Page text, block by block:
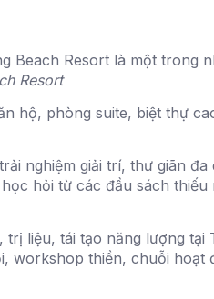
Beach Resort là một trong
Resort
hộ, phòng suite, biệt thự
nghiệm giải trí, thư giãn đa
hỏi từ các đầu sách thiếu
liệu, tái tạo năng lượng tại
workshop thiền, chuỗi hoạt